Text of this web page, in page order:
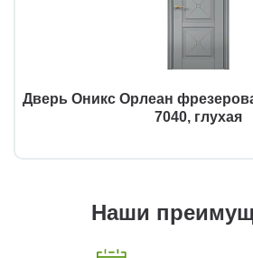
Дверь Оникс Орлеан
7040, глухая
Наши